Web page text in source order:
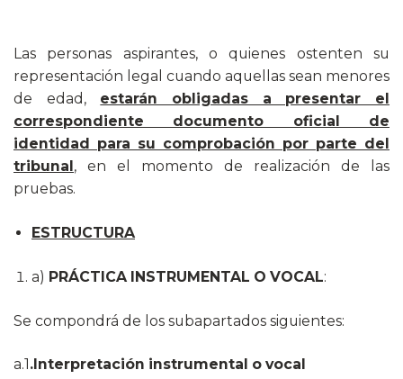
Las personas aspirantes, o quienes ostenten su
representación legal cuando aquellas sean menores
de edad, estarán obligadas a presentar el
correspondiente documento oficial de
identidad para su comprobación por parte del
tribunal , en el momento de realización de las
pruebas.
ESTRUCTURA
a) PRÁCTICA INSTRUMENTAL O VOCAL:
Se compondrá de los subapartados siguientes:
a.1 .Interpretación instrumental o vocal